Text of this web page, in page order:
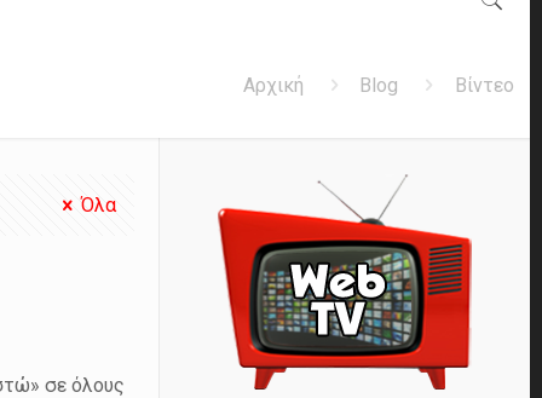
Αρχική Blog Βίντεο
Όλα
σε όλους